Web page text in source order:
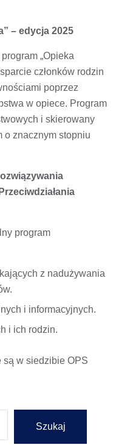
– edycja 2025
„Opieka
członków rodzin
poprzez
w opiece. Program
i skierowany
o znacznym stopniu
program
z nadużywania
i informacyjnych.​
i ich rodzin.​
są w siedzibie OPS
Szukaj